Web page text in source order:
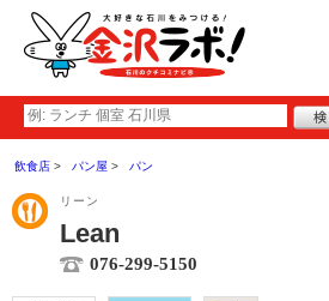
飲食店 パン屋 パン
リーン
Lean
076-299-5150